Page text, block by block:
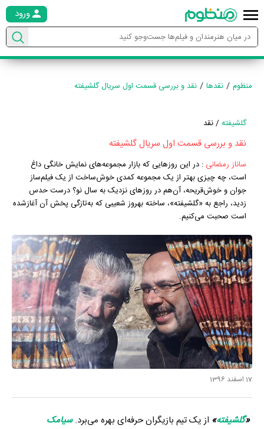
ورود
منظوم نقدها نقد و بررسی قسمت اول سریال گلشیفته
گلشیفته/ نقد
نقد و بررسی قسمت اول سریال گلشیفته
ساناز رمضانی : در این روزهایی که بازار مجموعه‌های نمایش خانگی داغ
است، چه چیزی بهتر از یک مجموعه کمدی خوش‌ساخت از یک فیلم‌ساز
جوان و خوش‌قریحه، آن‌هم در روزهای نزدیک به سال نو؟ درست حدس
زدید، راجع به «گلشیفته»، ساخته بهروز شعیبی که به‌تازگی پخش آن آغازشده
است صحبت می‌کنیم.
17 اسفند 1396
«گلشیفته» از یک تیم بازیگران حرفه‌ای بهره می‌برد.سیامک